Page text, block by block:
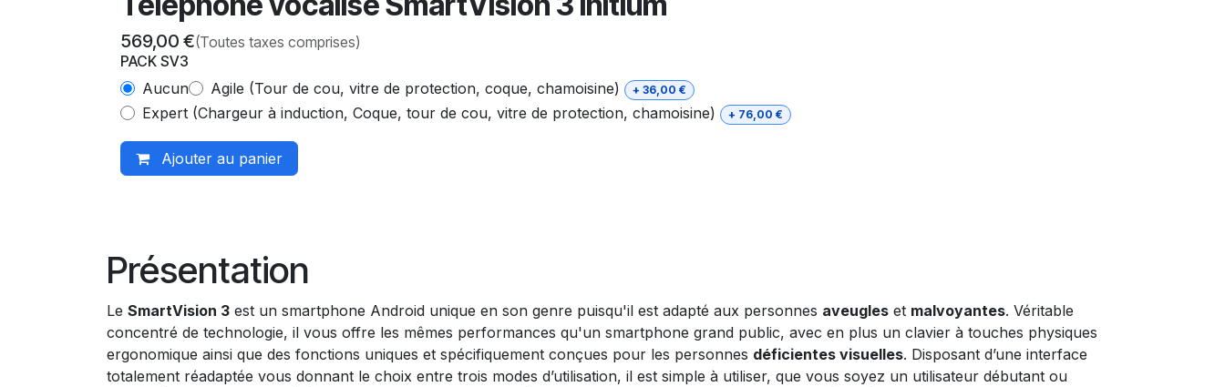
569,00 €(Toutes taxes comprises)
PACK SV3
Aucun
Agile (Tour de cou, vitre de protection, coque, chamoisine) + 36,00 €
Expert (Chargeur à induction, Coque, tour de cou, vitre de protection, chamoisine) + 76,00 €
Ajouter au panier
Présentation
Le SmartVision 3 est un smartphone Android unique en son genre puisqu'il est adapté aux personnes aveugles et malvoyantes. Véritable
concentré de technologie, il vous offre les mêmes performances qu'un smartphone grand public, avec en plus un clavier à touches physiques
ergonomique ainsi que des fonctions uniques et spécifiquement conçues pour les personnes déficientes visuelles. Disposant d’une interface
totalement réadaptée vous donnant le choix entre trois modes d’utilisation, il est simple à utiliser, que vous soyez un utilisateur débutant ou